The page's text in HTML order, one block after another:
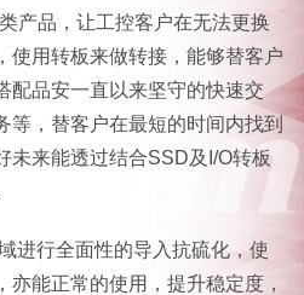
产品，让工控客户在无法更换
使用转板来做转接，能够替客户
配品安一直以来坚守的快速交
等，替客户在最短的时间内找到
未来能透过结合SSD及I/O转板
进行全面性的导入抗硫化，使
能正常的使用，提升稳定度，